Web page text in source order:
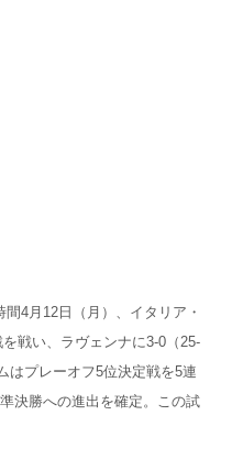
4月12日（月）、イタリア・
戦い、ラヴェンナに3-0（25-
はプレーオフ5位決定戦を5連
決勝への進出を確定。この試